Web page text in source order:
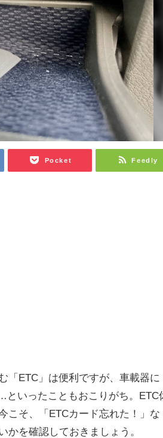
Pocket Feedly
「ETC」は便利ですが、車載器に
といったこともおこりがち。ETC
こそ、「ETCカード忘れた！」な
かを確認しておきましょう。